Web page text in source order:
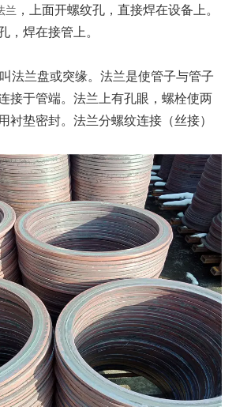
兰 ，上面开螺纹孔，直接焊在设备上。
，焊在接管上。
法兰盘或突缘。法兰是使管子与管子
接于管端。法兰上有孔眼，螺栓使两
衬垫密封。法兰分螺纹连接（丝接）